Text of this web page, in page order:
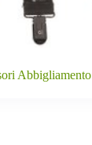
Abbigliamento